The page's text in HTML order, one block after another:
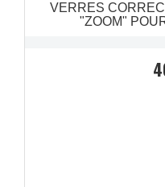
VERRES
"ZOOM"